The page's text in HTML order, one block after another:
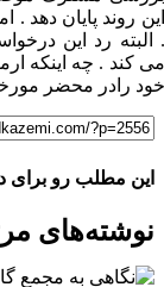
این روند پایان دهد
. البته رد این
می کند . چه اینکه
خود رادر محضر
این مطلب رو برای
FacebookX
LinkedIn
WhatsApp
Telegram
ایمیل
نوشته‌‌های